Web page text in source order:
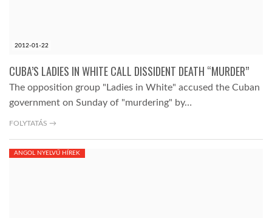
2012-01-22
CUBA’S LADIES IN WHITE CALL DISSIDENT DEATH “MURDER”
The opposition group "Ladies in White" accused the Cuban
government on Sunday of "murdering" by…
FOLYTATÁS →
ANGOL NYELVŰ HÍREK